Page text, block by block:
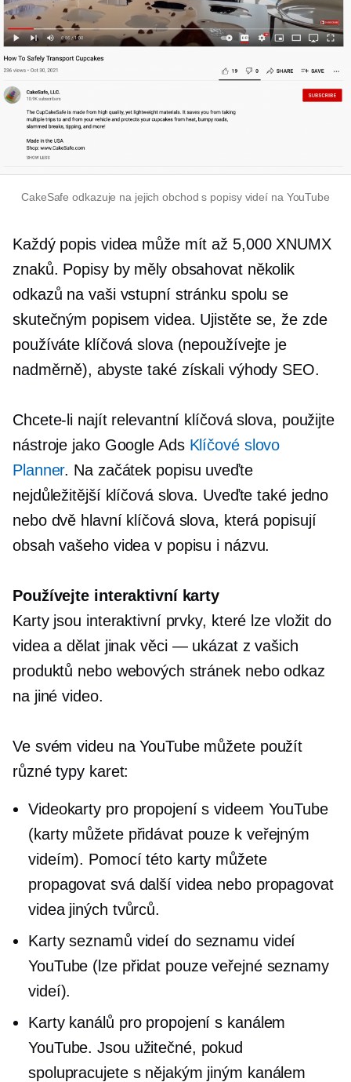
CakeSafe odkazuje na jejich obchod s popisy videí na YouTube
Každý popis videa může mít až 5,000 XNUMX
znaků. Popisy by měly obsahovat několik
odkazů na vaši vstupní stránku spolu se
skutečným popisem videa. Ujistěte se, že zde
používáte klíčová slova (nepoužívejte je
nadměrně), abyste také získali výhody SEO.
Chcete-li najít relevantní klíčová slova, použijte
nástroje jako Google Ads Klíčové slovo
Planner. Na začátek popisu uveďte
nejdůležitější klíčová slova. Uveďte také jedno
nebo dvě hlavní klíčová slova, která popisují
obsah vašeho videa v popisu i názvu.
Používejte interaktivní karty
Karty jsou interaktivní prvky, které lze vložit do
videa a dělat jinak věci — ukázatz vašich
produktů nebo webových stránek nebo odkaz
na jiné video.
Ve svém videu na YouTube můžete použít
různé typy karet:
Videokarty pro propojení s videem YouTube
(karty můžete přidávat pouze k veřejným
videím). Pomocí této karty můžete
propagovat svá další videa nebo propagovat
videa jiných tvůrců.
Karty seznamů videí do seznamu videí
YouTube (lze přidat pouze veřejné seznamy
videí).
Karty kanálů pro propojení s kanálem
YouTube. Jsou užitečné, pokud
spolupracujete s nějakým jiným kanálem